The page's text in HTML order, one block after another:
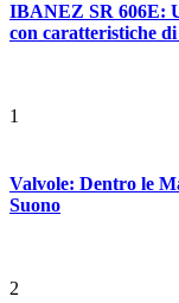
IBANEZ SR 606E:
con caratteristiche
1
Valvole: Dentro le
Suono
2